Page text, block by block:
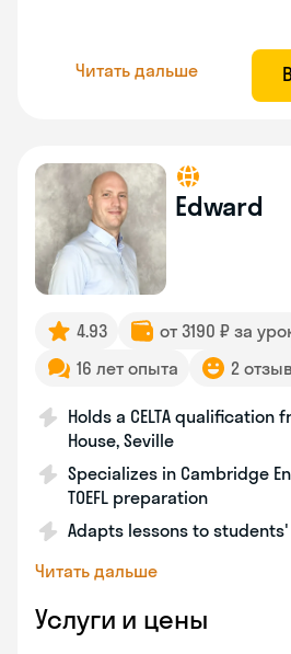
Читать дальше
Edward
4.93
от 3190 ₽ за
16 лет опыта
2
Holds a CELTA qualification
House, Seville
Specializes in Cambridge
TOEFL preparation
Adapts lessons to
Читать дальше
Услуги и цены